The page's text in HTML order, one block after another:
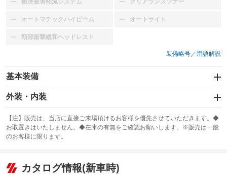
：装備なし ：装備なし
オートマチックハイビーム
：装備なし オートライト
：装備なし
頸部衝撃緩和ヘッドレスト
：装備なし
装備略号／用語解説
基本装備
エアバッグ：運転席/助手席/サイド
：装備あり
：装備なし
サンルーフ
：装備なし ABS
リフトアップ
：装備なし
外装・内装
カーナビ：HDDナビ
：装備あり
TV：フルセグ
：装備あり
ビジュアル：-／DVD再生
：装備あり
【注】販売は、当店に直接ご来場頂けるお客様を優先させていただきます。◆
お取置きはいたしません。◆在庫の有無をご確認お願いします。※販売は一般
のお客様に限ります。
カタログ情報(新車時)